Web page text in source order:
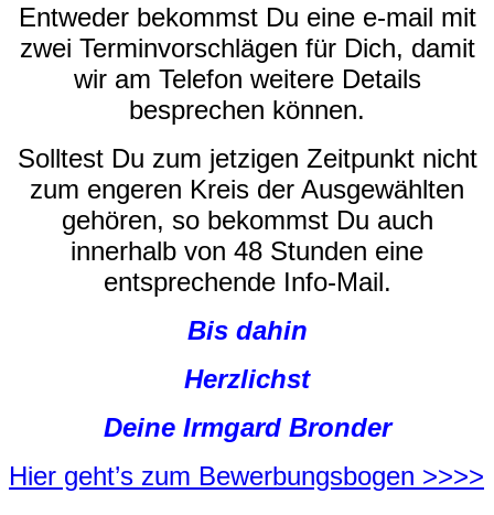
Entweder bekommst Du eine e-mail mit
zwei Terminvorschlägen für Dich, damit
wir am Telefon weitere Details
besprechen können.
Solltest Du zum jetzigen Zeitpunkt nicht
zum engeren Kreis der Ausgewählten
gehören, so bekommst Du auch
innerhalb von 48 Stunden eine
entsprechende Info-Mail.
Bis dahin
Herzlichst
Deine Irmgard Bronder
Hier geht’s zum Bewerbungsbogen >>>>